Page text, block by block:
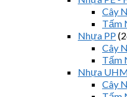
Cây
Tấm
Nhựa PP
Cây
Tấm
Nhựa
Cây